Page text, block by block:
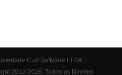
Civil Software LTDA
2012-2026. Todos os Direitos